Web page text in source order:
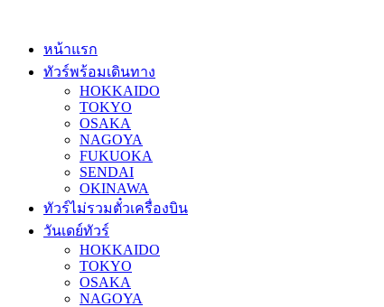
หน้าแรก
ทัวร์พร้อมเดินทาง
HOKKAIDO
TOKYO
OSAKA
NAGOYA
FUKUOKA
SENDAI
OKINAWA
ทัวร์ไม่รวมตั๋วเครื่องบิน
วันเดย์ทัวร์
HOKKAIDO
TOKYO
OSAKA
NAGOYA